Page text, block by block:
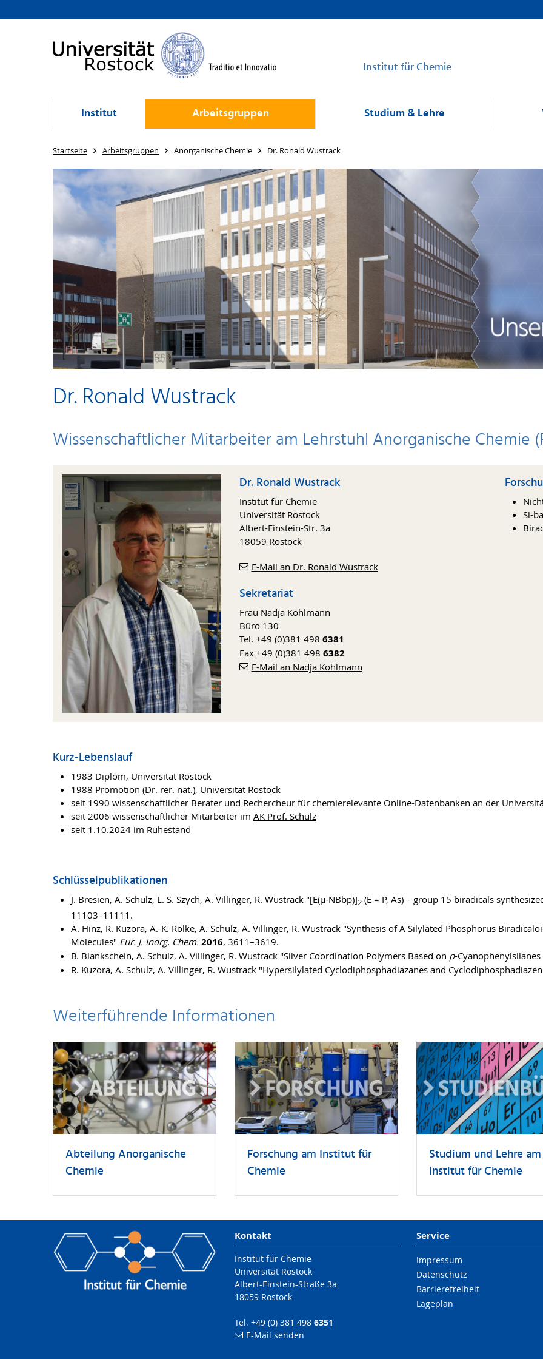
Institut für Chemie
Institut Arbeitsgruppen Studium & Lehre
Startseite Arbeitsgruppen Anorganische Chemie Dr. Ronald Wustrack
Dr. Ronald Wustrack
Wissenschaftlicher Mitarbeiter am Lehrstuhl Anorganische Chemie
Dr. Ronald Wustrack
Institut für Chemie
Universität Rostock
Albert-Einstein-Str. 3a
18059 Rostock
E-Mail an Dr. Ronald Wustrack
Sekretariat
Frau Nadja Kohlmann
Büro 130
Tel. +49 (0)381 498 6381
Fax +49 (0)381 498 6382
E-Mail an Nadja Kohlmann
Si-
Kurz-Lebenslauf
1983 Diplom, Universität Rostock
1988 Promotion (Dr. rer. nat.), Universität Rostock
seit 1990 wissenschaftlicher Berater und Rechercheur für chemierelevante Online-Datenbanken an der
seit 2006 wissenschaftlicher Mitarbeiter im AK Prof. Schulz
seit 1.10.2024 im Ruhestand
Schlüsselpublikationen
J. Bresien, A. Schulz, L. S. Szych, A. Villinger, R. Wustrack "[E(μ-NBbp)]2 (E = P, As) – group 15 biradicals
11103–11111.
A. Hinz, R. Kuzora, A.-K. Rölke, A. Schulz, A. Villinger, R. Wustrack "Synthesis of A Silylated Phosphorus
Molecules" Eur. J. Inorg. Chem. 2016, 3611–3619.
B. Blankschein, A. Schulz, A. Villinger, R. Wustrack "Silver Coordination Polymers Based on p-Cyanophenylsilanes
R. Kuzora, A. Schulz, A. Villinger, R. Wustrack "Hypersilylated Cyclodiphosphadiazanes and
Weiterführende Informationen
Abteilung Anorganische
Chemie
Forschung am Institut für
Chemie
Studium und Lehre am
Institut für Chemie
Kontakt
Institut für Chemie
Universität Rostock
Albert-Einstein-Straße 3a
18059 Rostock
Tel. +49 (0) 381 498 6351
E-Mail senden
Service
Impressum
Datenschutz
Barrierefreiheit
Lageplan